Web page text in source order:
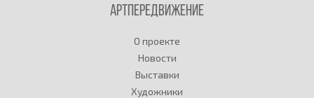
Артпередвижение
О проекте
Новости
Выставки
Художники